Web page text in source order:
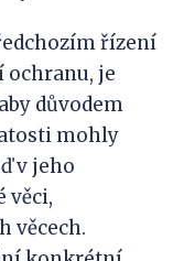
řízení
ochranu, je
důvodem
mohly
v jeho
věci,
věcech.